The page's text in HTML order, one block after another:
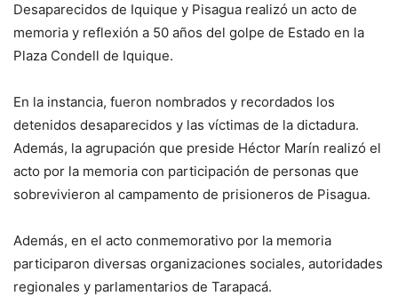
Desaparecidos de Iquique y Pisagua realizó un acto de
memoria y reflexión a 50 años del golpe de Estado en la
Plaza Condell de Iquique.
En la instancia, fueron nombrados y recordados los
detenidos desaparecidos y las víctimas de la dictadura.
Además, la agrupación que preside Héctor Marín realizó el
acto por la memoria con participación de personas que
sobrevivieron al campamento de prisioneros de Pisagua.
Además, en el acto conmemorativo por la memoria
participaron diversas organizaciones sociales, autoridades
regionales y parlamentarios de Tarapacá.